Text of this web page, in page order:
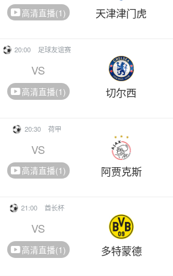
高清直播(1) 天津津门虎
20:00 足球友谊赛
VS
高清直播(1) 切尔西
20:30 荷甲
VS
高清直播(1) 阿贾克斯
21:00 酋长杯
VS
高清直播(1) 多特蒙德